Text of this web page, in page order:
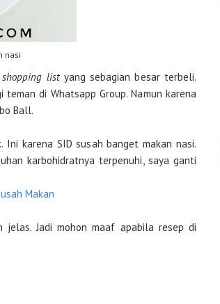
nasi
shopping listyang sebagian besar terbeli.
di Whatsapp Group. Namun karena
Ball.
karena SID susah banget makan nasi.
karbohidratnya terpenuhi, saya ganti
Makan
jelas. Jadi mohon maaf apabila resep di